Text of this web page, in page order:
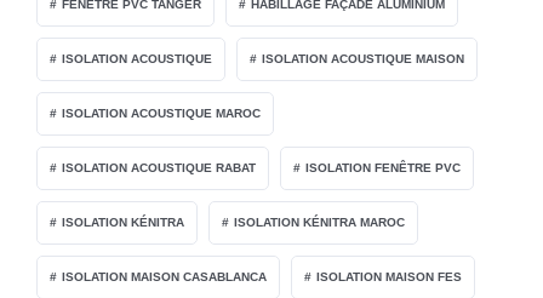
FENÊTRE PVC TANGER HABILLAGE FAÇADE ALUMINIUM
ISOLATION ACOUSTIQUE ISOLATION ACOUSTIQUE MAISON
ISOLATION ACOUSTIQUE MAROC
ISOLATION ACOUSTIQUE RABAT ISOLATION FENÊTRE PVC
ISOLATION KÉNITRA ISOLATION KÉNITRA MAROC
ISOLATION MAISON CASABLANCA ISOLATION MAISON FES